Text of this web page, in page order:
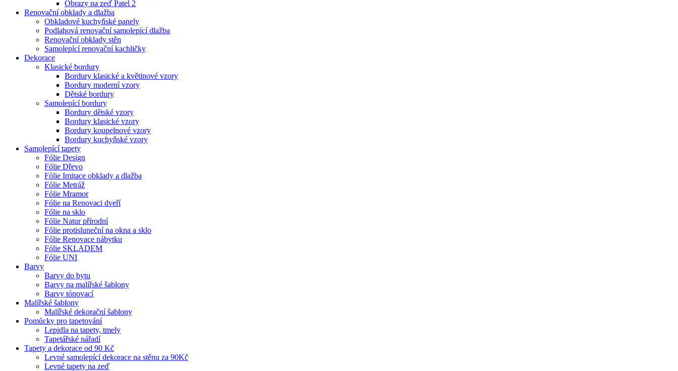
Obrazy na zeď Patel 2
Renovační obklady a dlažba
Obkladové kuchyňské panely
Podlahová renovační samolepící dlažba
Renovační obklady stěn
Samolepící renovační kachličky
Dekorace
Klasické bordury
Bordury klasické a květinové vzory
Bordury moderní vzory
Dětské bordury
Samolepící bordury
Bordury dětské vzory
Bordury klasické vzory
Bordury koupelnové vzory
Bordury kuchyňské vzory
Samolepící tapety
Fólie Design
Fólie Dřevo
Fólie Imitace obklady a dlažba
Fólie Metráž
Fólie Mramor
Fólie na Renovaci dveří
Fólie na sklo
Fólie Natur přírodní
Fólie protisluneční na okna a sklo
Fólie Renovace nábytku
Fólie SKLADEM
Fólie UNI
Barvy
Barvy do bytu
Barvy na malířské šablony
Barvy tónovací
Malířské šablony
Malířské dekorační šablony
Pomůcky pro tapetování
Lepidla na tapety, tmely
Tapetářské nářadí
Tapety a dekorace od 90 Kč
Levné samolepící dekorace na stěnu za 90Kč
Levné tapety na zeď